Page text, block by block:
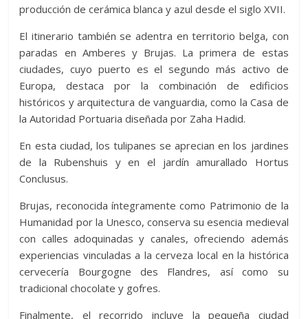
producción de cerámica blanca y azul desde el siglo XVII.
El itinerario también se adentra en territorio belga, con
paradas en Amberes y Brujas. La primera de estas
ciudades, cuyo puerto es el segundo más activo de
Europa, destaca por la combinación de edificios
históricos y arquitectura de vanguardia, como la Casa de
la Autoridad Portuaria diseñada por Zaha Hadid.
En esta ciudad, los tulipanes se aprecian en los jardines
de la Rubenshuis y en el jardín amurallado Hortus
Conclusus.
Brujas, reconocida íntegramente como Patrimonio de la
Humanidad por la Unesco, conserva su esencia medieval
con calles adoquinadas y canales, ofreciendo además
experiencias vinculadas a la cerveza local en la histórica
cervecería Bourgogne des Flandres, así como su
tradicional chocolate y gofres.
Finalmente, el recorrido incluye la pequeña ciudad